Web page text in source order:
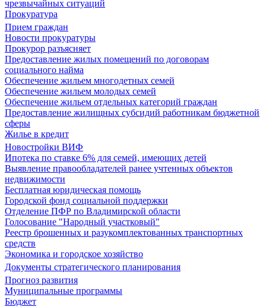
чрезвычайных ситуаций
Прокуратура
Прием граждан
Новости прокуратуры
Прокурор разъясняет
Предоставление жилых помещений по договорам
социального найма
Обеспечение жильем многодетных семей
Обеспечение жильем молодых семей
Обеспечение жильем отдельных категорий граждан
Предоставление жилищных субсидий работникам бюджетной
сферы
Жилье в кредит
Новостройки ВИФ
Ипотека по ставке 6% для семей, имеющих детей
Выявление правообладателей ранее учтенных объектов
недвижимости
Бесплатная юридическая помощь
Городской фонд социальной поддержки
Отделение ПФР по Владимирской области
Голосование "Народный участковый"
Реестр брошенных и разукомплектованных транспортных
средств
Экономика и городское хозяйство
Документы стратегического планирования
Прогноз развития
Муниципальные программы
Бюджет